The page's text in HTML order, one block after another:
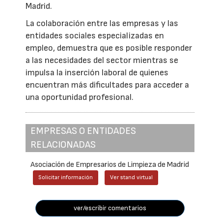
Madrid.
La colaboración entre las empresas y las
entidades sociales especializadas en
empleo, demuestra que es posible responder
a las necesidades del sector mientras se
impulsa la inserción laboral de quienes
encuentran más dificultades para acceder a
una oportunidad profesional.
EMPRESAS O ENTIDADES
RELACIONADAS
Asociación de Empresarios de Limpieza de Madrid
Solicitar información Ver stand virtual
ver/escribir comentarios